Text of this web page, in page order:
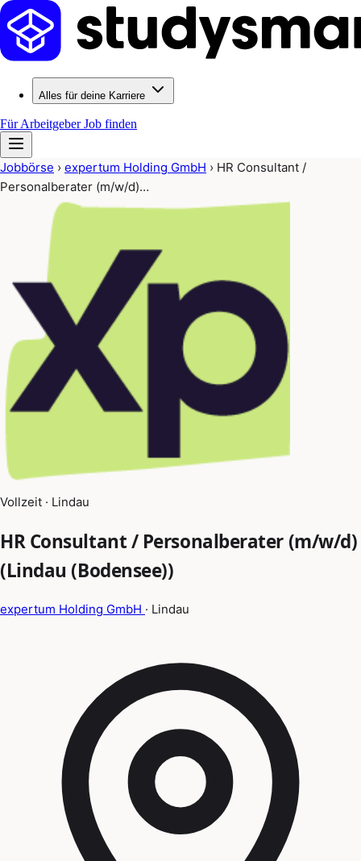
Alles für deine Karriere
Für ArbeitgeberJob finden
Jobbörse › expertum Holding GmbH › HR Consultant /
Personalberater (m/w/d)…
Vollzeit · Lindau
HR Consultant / Personalberater (m/w/d)
(Lindau (Bodensee))
expertum Holding GmbH · Lindau